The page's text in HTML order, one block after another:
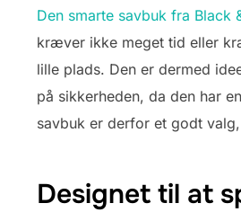
Den smarte savbuk fra Black
kræver ikke meget tid eller
lille plads. Den er dermed
på sikkerheden, da den har
savbuk er derfor et godt
Designet til at